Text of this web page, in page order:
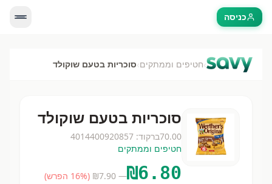
כניסה
›חטיפים וממתקים›סוכריות בטעם שוקולד
סוכריות בטעם שוקולד
70.00ברקוד: 4014400920857
חטיפים וממתקים
₪6.80
— ₪
7.90
(
16% הפרש)